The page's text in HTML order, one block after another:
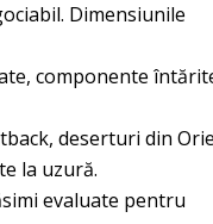
Dimensiunile
componente
, deserturi din
la uzură.
evaluate pentru